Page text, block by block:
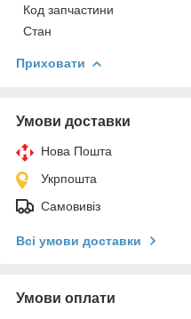
Код запчастини
Стан
Приховати
Умови доставки
Нова Пошта
Укрпошта
Самовивіз
Всі умови доставки
Умови оплати